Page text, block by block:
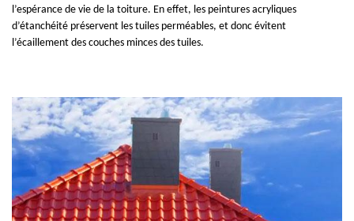
l’espérance de vie de la toiture. En effet, les peintures acryliques
d’étanchéité préservent les tuiles perméables, et donc évitent
l’écaillement des couches minces des tuiles.